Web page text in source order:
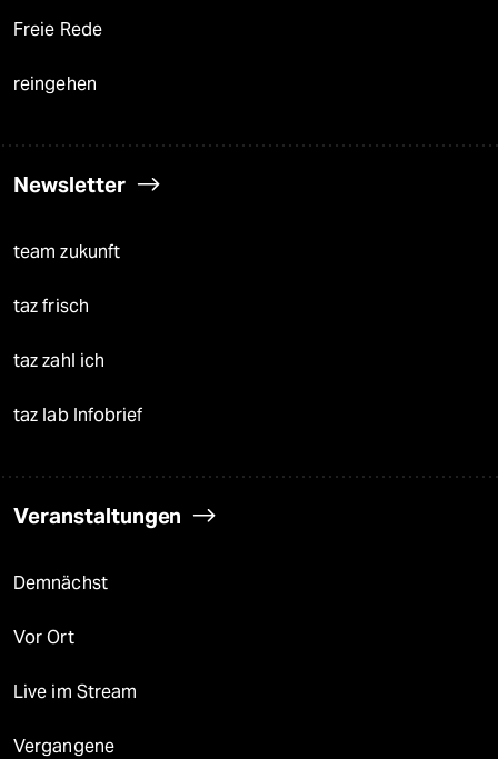
Freie Rede
reingehen
Newsletter
team zukunft
taz frisch
taz zahl ich
taz lab Infobrief
Veranstaltungen
Demnächst
Vor Ort
Live im Stream
Vergangene